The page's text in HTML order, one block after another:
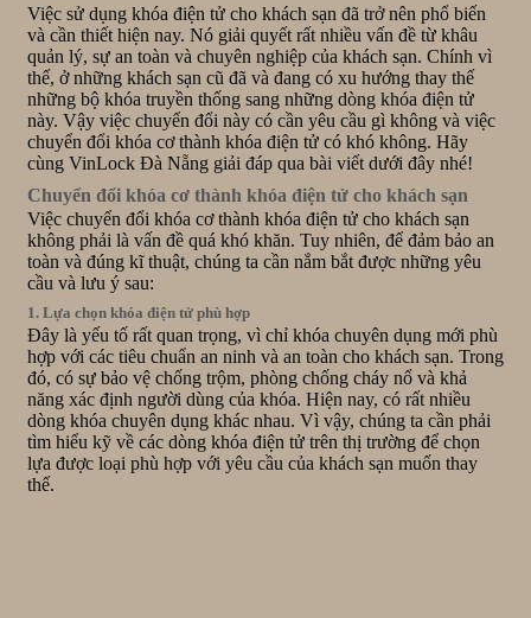
Việc sử dụng khóa điện tử cho khách sạn đã trở nên phổ biến
và cần thiết hiện nay. Nó giải quyết rất nhiều vấn đề từ khâu
quản lý, sự an toàn và chuyên nghiệp của khách sạn. Chính vì
thế, ở những khách sạn cũ đã và đang có xu hướng thay thế
những bộ khóa truyền thống sang những dòng khóa điện tử
này. Vậy việc chuyển đổi này có cần yêu cầu gì không và việc
chuyển đổi khóa cơ thành khóa điện tử có khó không. Hãy
cùng VinLock Đà Nẵng giải đáp qua bài viết dưới đây nhé!
Chuyển đổi khóa cơ thành khóa điện tử cho khách sạn
Việc chuyển đổi khóa cơ thành khóa điện tử cho khách sạn
không phải là vấn đề quá khó khăn. Tuy nhiên, để đảm bảo an
toàn và đúng kĩ thuật, chúng ta cần nắm bắt được những yêu
cầu và lưu ý sau:
1. Lựa chọn khóa điện tử phù hợp
Đây là yếu tố rất quan trọng, vì chỉ khóa chuyên dụng mới phù
hợp với các tiêu chuẩn an ninh và an toàn cho khách sạn. Trong
đó, có sự bảo vệ chống trộm, phòng chống cháy nổ và khả
năng xác định người dùng của khóa. Hiện nay, có rất nhiều
dòng khóa chuyên dụng khác nhau. Vì vậy, chúng ta cần phải
tìm hiểu kỹ về các dòng khóa điện tử trên thị trường để chọn
lựa được loại phù hợp với yêu cầu của khách sạn muốn thay
thế.